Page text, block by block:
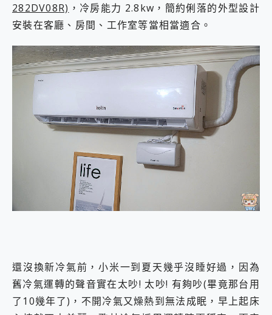
282DV08R) ，冷房能力 2.8kw，簡約俐落的外型設計
安裝在客廳、房間、工作室等當相當適合。
還沒換新冷氣前，小米一到夏天幾乎沒睡好過，因為
舊冷氣運轉的聲音實在太吵! 太吵! 有夠吵(畢竟那台用
了10幾年了)，不開冷氣又燥熱到無法成眠，早上起床